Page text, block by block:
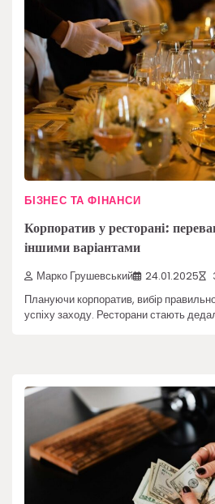
БІЗНЕС ТА ФІНАНСИ
Корпоратив у ресторані:
іншими варіантами
Марко Грушевський 24.01.2025
Плануючи корпоратив, вибір
успіху заходу. Ресторани стають